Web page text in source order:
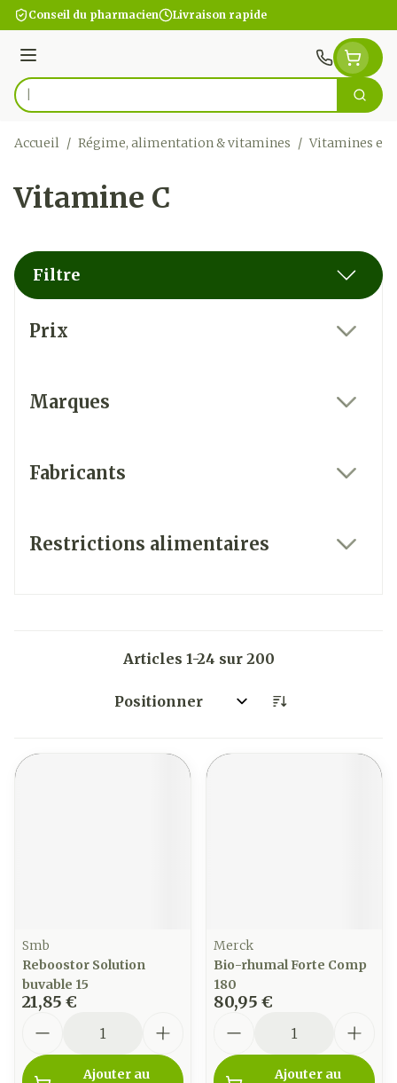
Aller au contenu
Conseil du pharmacien Livraison rapide
Menu
Rechercher
Accueil / Régime, alimentation & vitamines / Vitamines et
Vitamine C
Filtre
Prix
Marques
Fabricants
Restrictions alimentaires
Articles 1-24 sur 200
Trier par:
Smb
Reboostor Solution
buvable 15
21,85 €
Ajouter au
Merck
Bio-rhumal Forte Comp
180
80,95 €
Ajouter au